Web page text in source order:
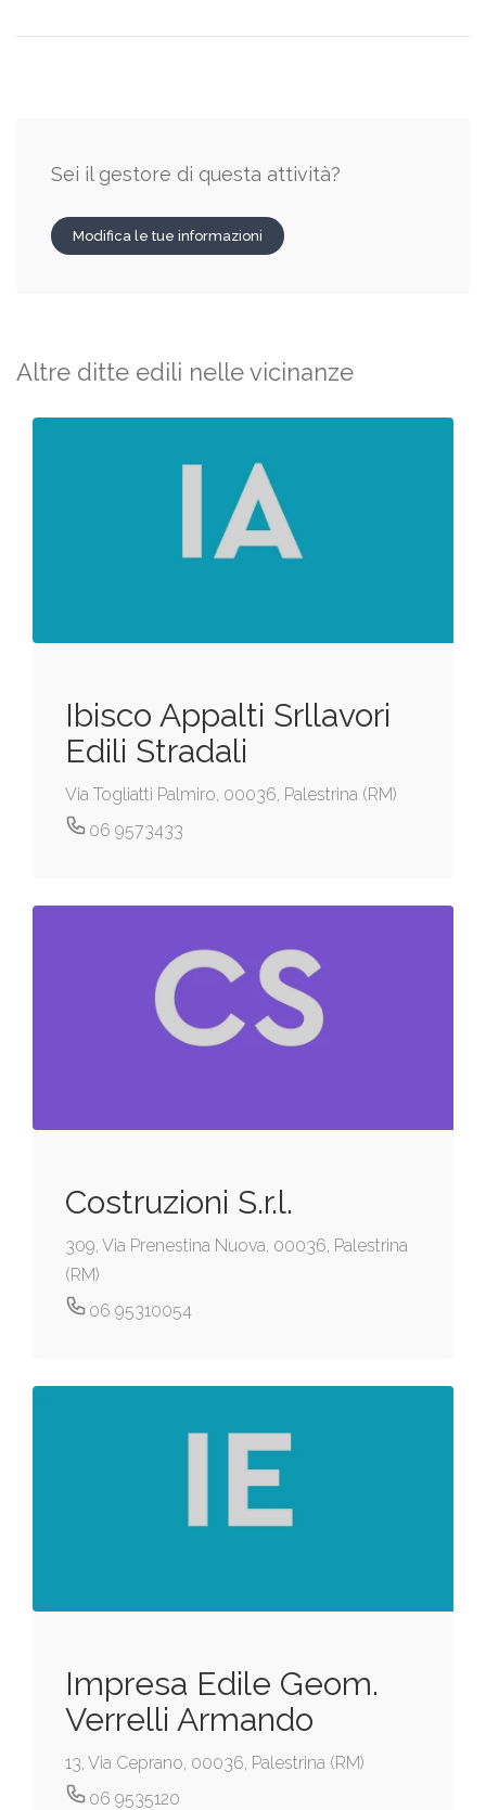
Sei il gestore di questa attività?
Modifica le tue informazioni
Altre ditte edili nelle vicinanze
Ibisco Appalti Srllavori
Edili Stradali
Via Togliatti Palmiro, 00036, Palestrina (RM)
06 9573433
Costruzioni S.r.l.
309, Via Prenestina Nuova, 00036, Palestrina
(RM)
06 95310054
Impresa Edile Geom.
Verrelli Armando
13, Via Ceprano, 00036, Palestrina (RM)
06 9535120